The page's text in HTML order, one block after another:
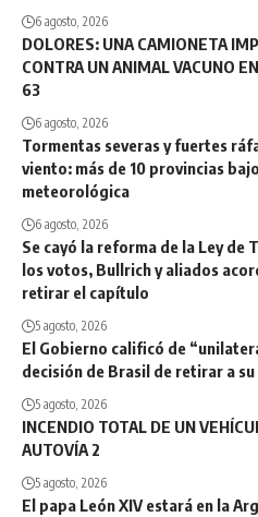
6 agosto, 2026
DOLORES: UNA CAMIONETA
CONTRA UN ANIMAL VACUNO
63
6 agosto, 2026
Tormentas severas y fuertes
viento: más de 10 provincias
meteorológica
6 agosto, 2026
Se cayó la reforma de la Ley de
los votos, Bullrich y aliados
retirar el capítulo
5 agosto, 2026
El Gobierno calificó de
decisión de Brasil de retirar a
5 agosto, 2026
INCENDIO TOTAL DE UN
AUTOVÍA 2
5 agosto, 2026
El papa León XIV estará en la